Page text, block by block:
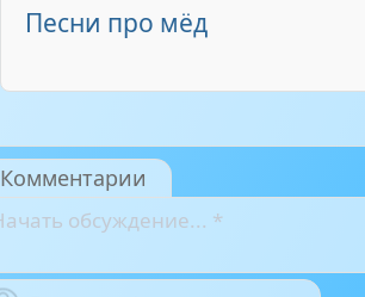
Песни про мёд
Комментарии